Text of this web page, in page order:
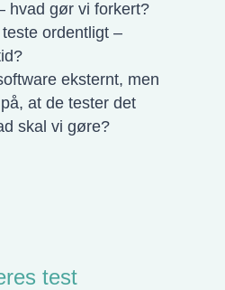
hvad gør vi forkert?
ordentligt –
eksternt, men
at de tester det
skal vi gøre?
test